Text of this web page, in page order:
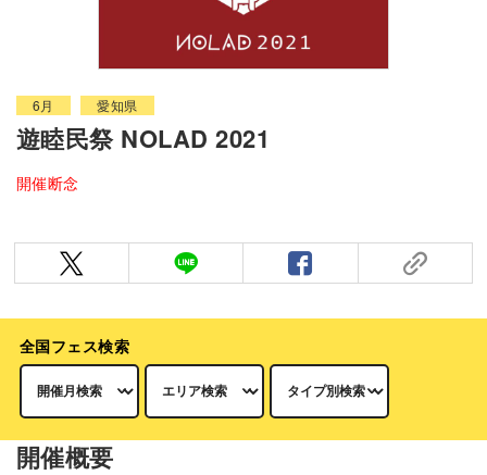
6月 愛知県
遊睦民祭 NOLAD 2021
開催断念
全国フェス検索
開催概要